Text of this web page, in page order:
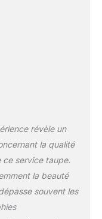
: Réactive
à une
la
raison de
de
chaque
est
de
la
révèle un
la qualité
ce service taupe.
la beauté
souvent les